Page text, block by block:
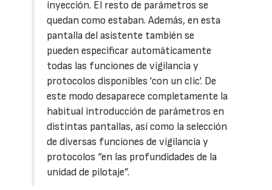
inyección. El resto de parámetros se
quedan como estaban. Además, en esta
pantalla del asistente también se
pueden especificar automáticamente
todas las funciones de vigilancia y
protocolos disponibles 'con un clic'. De
este modo desaparece completamente la
habitual introducción de parámetros en
distintas pantallas, así como la selección
de diversas funciones de vigilancia y
protocolos “en las profundidades de la
unidad de pilotaje”.